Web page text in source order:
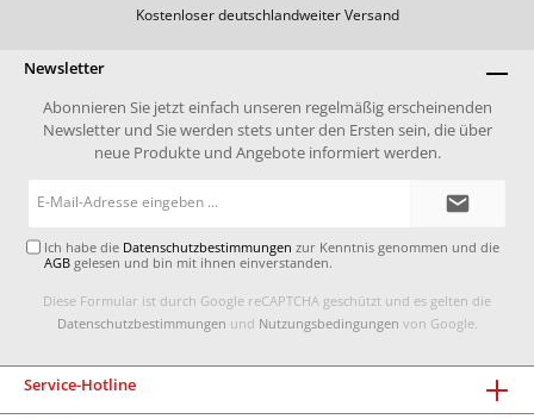
Kostenloser deutschlandweiter Versand
Newsletter
Abonnieren Sie jetzt einfach unseren regelmäßig erscheinenden
Newsletter und Sie werden stets unter den Ersten sein, die über
neue Produkte und Angebote informiert werden.
Ich habe die Datenschutzbestimmungen zur Kenntnis genommen und die
AGB gelesen und bin mit ihnen einverstanden.
Diese Formular ist durch Google reCAPTCHA geschützt und es gelten die
Datenschutzbestimmungen und Nutzungsbedingungen von Google.
Service-Hotline